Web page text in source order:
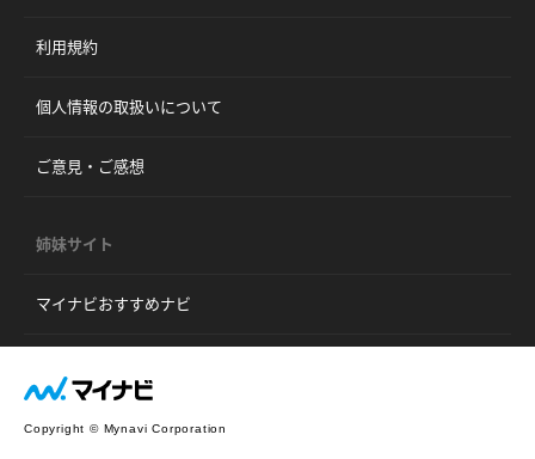
利用規約
個人情報の取扱いについて
ご意見・ご感想
姉妹サイト
マイナビおすすめナビ
Copyright © Mynavi Corporation